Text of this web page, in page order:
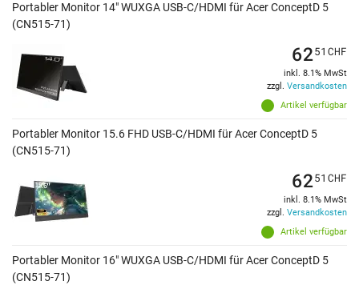
Portabler Monitor 14" WUXGA USB-C/HDMI für Acer ConceptD 5
(CN515-71)
Artikel verfügbar
6251 CHF
inkl. 8.1% MwSt
zzgl. Versandkosten
Portabler Monitor 15.6 FHD USB-C/HDMI für Acer ConceptD 5
(CN515-71)
Artikel verfügbar
6251 CHF
inkl. 8.1% MwSt
zzgl. Versandkosten
Portabler Monitor 16" WUXGA USB-C/HDMI für Acer ConceptD 5
(CN515-71)